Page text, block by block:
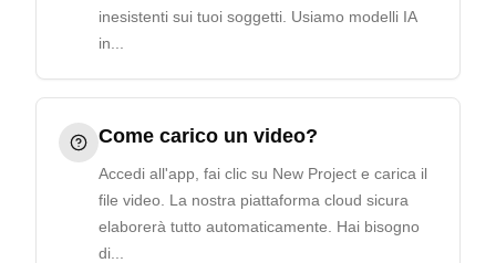
inesistenti sui tuoi soggetti. Usiamo modelli IA
in...
Come carico un video?
Accedi all'app, fai clic su New Project e carica il
file video. La nostra piattaforma cloud sicura
elaborerà tutto automaticamente. Hai bisogno
di...